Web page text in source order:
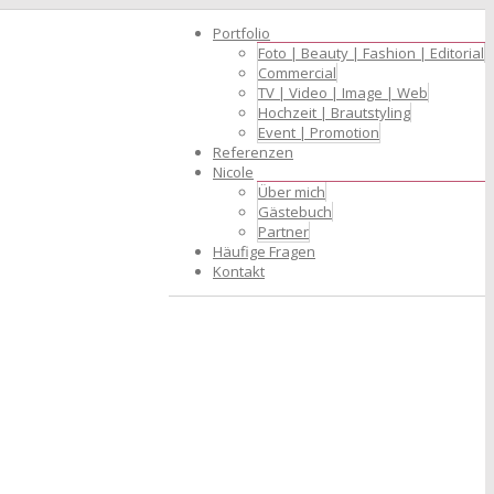
Portfolio
Foto | Beauty | Fashion | Editorial
Commercial
TV | Video | Image | Web
Hochzeit | Brautstyling
Event | Promotion
Referenzen
Nicole
Über mich
Gästebuch
Partner
Häufige Fragen
Kontakt